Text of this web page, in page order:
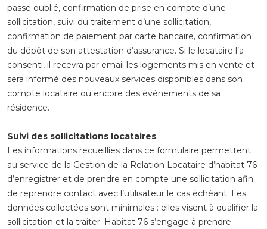
passe oublié, confirmation de prise en compte d’une
sollicitation, suivi du traitement d’une sollicitation,
confirmation de paiement par carte bancaire, confirmation
du dépôt de son attestation d’assurance. Si le locataire l’a
consenti, il recevra par email les logements mis en vente et
sera informé des nouveaux services disponibles dans son
compte locataire ou encore des événements de sa
résidence.
Suivi des sollicitations locataires
Les informations recueillies dans ce formulaire permettent
au service de la Gestion de la Relation Locataire d’habitat 76
d’enregistrer et de prendre en compte une sollicitation afin
de reprendre contact avec l’utilisateur le cas échéant. Les
données collectées sont minimales : elles visent à qualifier la
sollicitation et la traiter. Habitat 76 s’engage à prendre